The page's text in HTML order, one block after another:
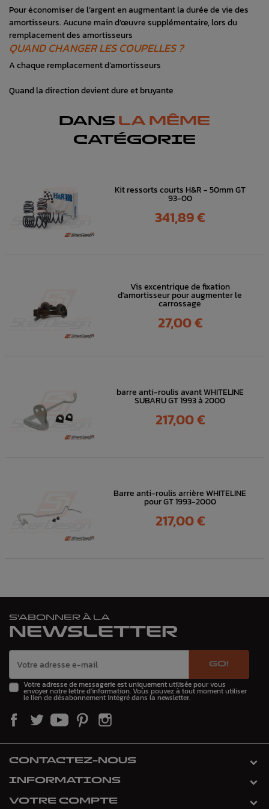
Pour économiser de l’argent en augmentant la durée de vie des
amortisseurs. Aucune main d’œuvre supplémentaire, lors du
remplacement des amortisseurs
QUAND CHANGER LES COUPELLES ?
A chaque remplacement d’amortisseurs
Quand la direction devient dure et bruyante
DANS LA MÊME
CATÉGORIE
Kit ressorts courts H&R - 50mm GT
93-00
Prix
341,89 €
Vis excentrique de fixation
d'amortisseur pour augmenter le
carrossage
Prix
27,00 €
barre anti-roulis avant WHITELINE
SUBARU GT 1993 à 2000
Prix
217,00 €
Barre anti-roulis arrière WHITELINE
pour GT 1993-2000
Prix
217,00 €
S'ABONNER À LA
NEWSLETTER
GO!
Votre adresse de messagerie est uniquement utilisée pour vous
envoyer notre lettre d'information. Vous pouvez à tout moment utiliser
le lien de désabonnement intégré dans la newsletter.
CONTACTEZ-NOUS
INFORMATIONS
VOTRE COMPTE